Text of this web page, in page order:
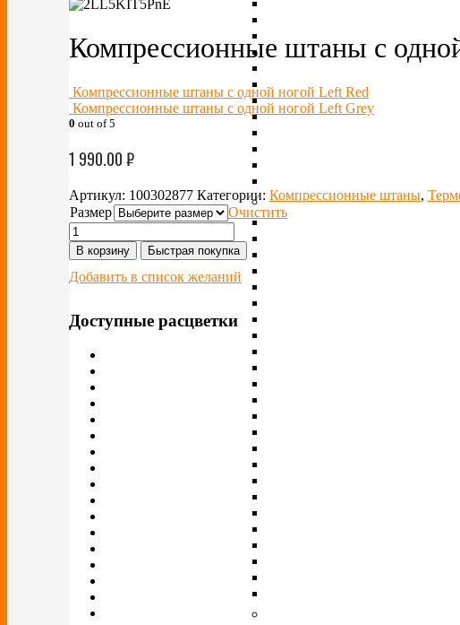
Компрессионные штаны с
Компрессионные штаны с одной ногой Left Red
Компрессионные штаны с одной ногой Left Grey
0 out of 5
1 990.00₽
Артикул: 100302877 Категории: Компрессионные штаны,
Размер
Очистить
В корзину Быстрая покупка
Добавить в список желаний
Доступные расцветки